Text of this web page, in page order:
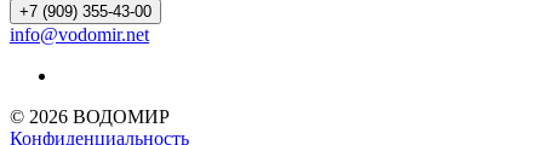
+7 (909) 355-43-00
info@vodomir.net
© 2026 ВОДОМИР
Конфиденциальность